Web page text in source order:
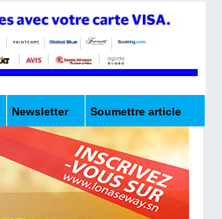
Newsletter Soumettre article